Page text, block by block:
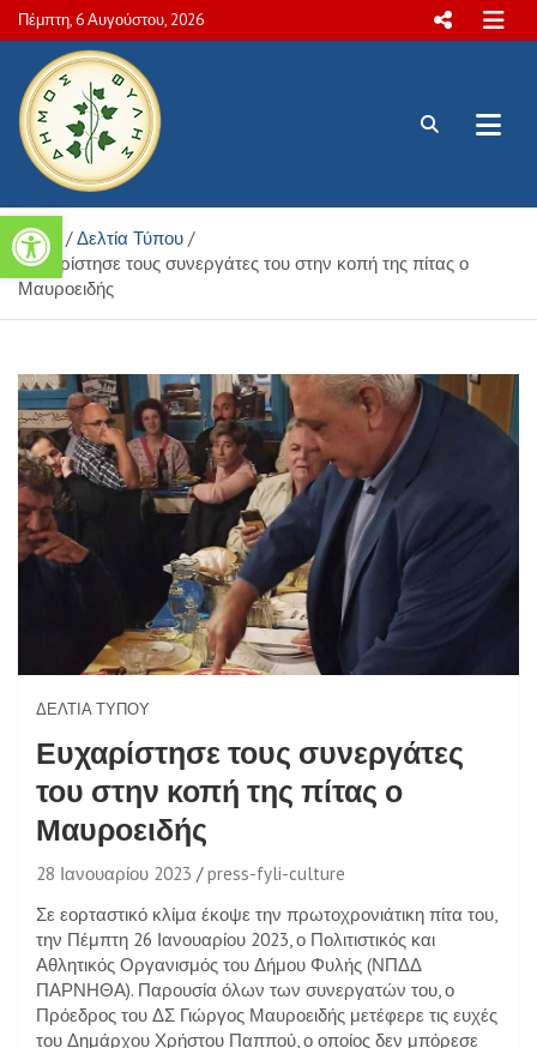
Ανοίξτε τη γραμμή εργαλείων
Skip
to
content
Πέμπτη, 6 Αυγούστου, 2026
Πολιτιστικές και Aθλητικές
δραστηριότητες Δήμου Φυλής
Home
Δελτία Τύπου
Ευχαρίστησε τους συνεργάτες του στην κοπή της πίτας ο
Μαυροειδής
ΔΕΛΤΊΑ ΤΎΠΟΥ
Ευχαρίστησε τους συνεργάτες
του στην κοπή της πίτας ο
Μαυροειδής
28 Ιανουαρίου 2023
press-fyli-culture
Σε εορταστικό κλίμα έκοψε την πρωτοχρονιάτικη πίτα του,
την Πέμπτη 26 Ιανουαρίου 2023, ο Πολιτιστικός και
Αθλητικός Οργανισμός του Δήμου Φυλής (ΝΠΔΔ
ΠΑΡΝΗΘΑ). Παρουσία όλων των συνεργατών του, ο
Πρόεδρος του ΔΣ Γιώργος Μαυροειδής μετέφερε τις ευχές
του Δημάρχου Χρήστου Παππού, ο οποίος δεν μπόρεσε